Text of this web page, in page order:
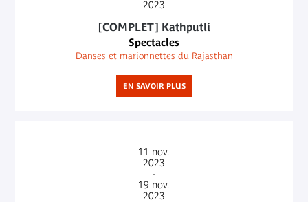
2023
[COMPLET] Kathputli
Spectacles
Danses et marionnettes du Rajasthan
EN SAVOIR PLUS
11 nov.
2023
-
19 nov.
2023